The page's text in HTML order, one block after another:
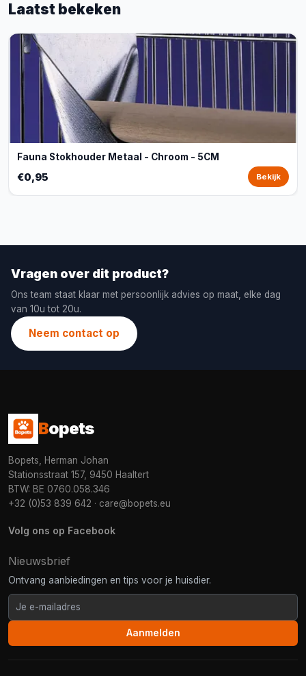
Laatst bekeken
Fauna Stokhouder Metaal - Chroom - 5CM
€0,95 Bekijk
Vragen over dit product?
Ons team staat klaar met persoonlijk advies op maat, elke dag
van 10u tot 20u.
Neem contact op
Bopets
Bopets, Herman Johan
Stationsstraat 157, 9450 Haaltert
BTW: BE 0760.058.346
+32 (0)53 839 642 · care@bopets.eu
Volg ons op Facebook
Nieuwsbrief
Ontvang aanbiedingen en tips voor je huisdier.
Aanmelden